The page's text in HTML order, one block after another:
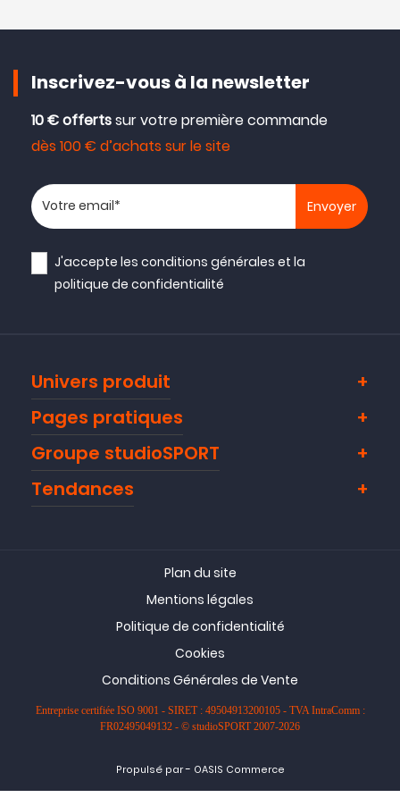
Inscrivez-vous à la newsletter
10 € offertssur votre première commande
dès 100 € d’achats sur le site
Votre adresse email
J'accepte lesconditions générales et la
politique de confidentialité
Univers produit
Pages pratiques
Groupe studioSPORT
Tendances
Plan du site
Mentions légales
Politique de confidentialité
Cookies
Conditions Générales de Vente
Entreprise certifiée ISO 9001 - SIRET : 49504913200105 - TVA IntraComm :
FR02495049132 - © studioSPORT 2007-2026
Propulsé par- OASIS Commerce